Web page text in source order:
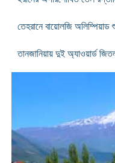
তেহরানে বায়োলজি অলিম্পিয়াড
তানজানিয়ায় দুই অ্যাওয়ার্ড